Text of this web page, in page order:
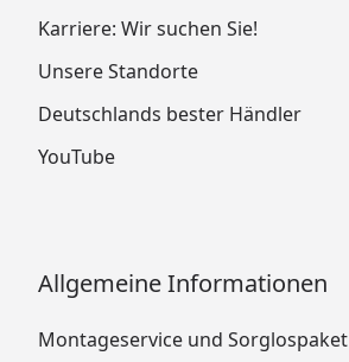
Karriere: Wir suchen Sie!
Unsere Standorte
Deutschlands bester Händler
YouTube
Allgemeine Informationen
Montageservice und Sorglospaket